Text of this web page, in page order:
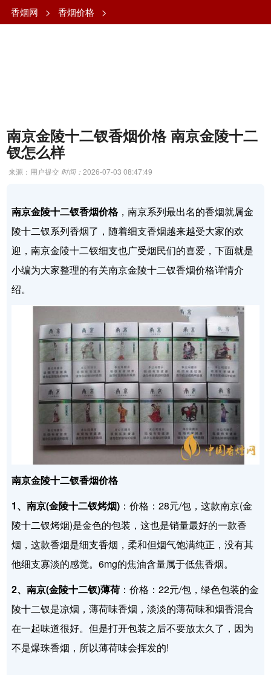
香烟网 > 香烟价格 >
南京金陵十二钗香烟价格 南京金陵十二
钗怎么样
来源：用户提交 时间：2026-07-03 08:47:49
南京金陵十二钗香烟价格，南京系列最出名的香烟就属金
陵十二钗系列香烟了，随着细支香烟越来越受大家的欢
迎，南京金陵十二钗细支也广受烟民们的喜爱，下面就是
小编为大家整理的有关南京金陵十二钗香烟价格详情介
绍。
南京金陵十二钗香烟价格
1、南京(金陵十二钗烤烟) ：价格：28元/包，这款南京(金
陵十二钗烤烟)是金色的包装，这也是销量最好的一款香
烟，这款香烟是细支香烟，柔和但烟气饱满纯正，没有其
他细支寡淡的感觉。6mg的焦油含量属于低焦香烟。
2、南京(金陵十二钗)薄荷 ：价格：22元/包，绿色包装的金
陵十二钗是凉烟，薄荷味香烟，淡淡的薄荷味和烟香混合
在一起味道很好。但是打开包装之后不要放太久了，因为
不是爆珠香烟，所以薄荷味会挥发的!